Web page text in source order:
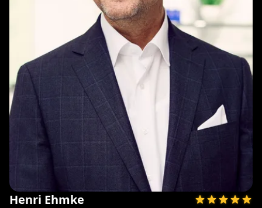
Henri Ehmke